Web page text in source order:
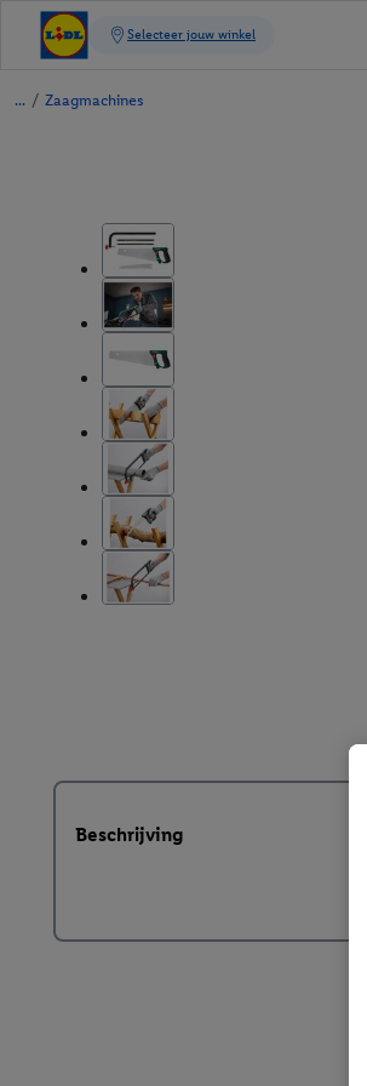
/ Zaagmachines
Beschrijving